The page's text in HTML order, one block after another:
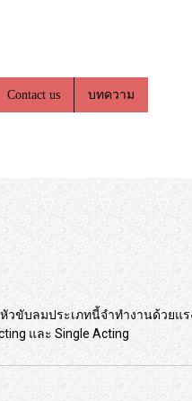
Contact us บทความ
วขับลมประเภทนี้จำทำงานด้วยแ
และ Single Acting